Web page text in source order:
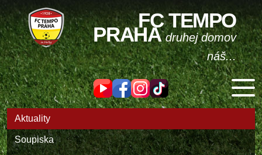
FC TEMPO
PRAHAdruhej domov
náš...
Aktuality
Soupiska